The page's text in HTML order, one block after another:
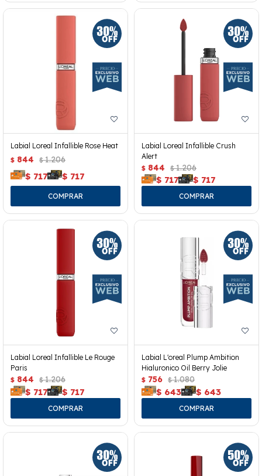
Labial Loreal Infallible Rose Heat
$ 844 $ 1.206
$ 717 $ 717
Labial Loreal Infallible Crush
Alert
$ 844 $ 1.206
$ 717 $ 717
Labial Loreal Infallible Le Rouge
Paris
$ 844 $ 1.206
$ 717 $ 717
Labial L'oreal Plump Ambition
Hialuronico Oil Berry Jolie
$ 756 $ 1.080
$ 643 $ 643